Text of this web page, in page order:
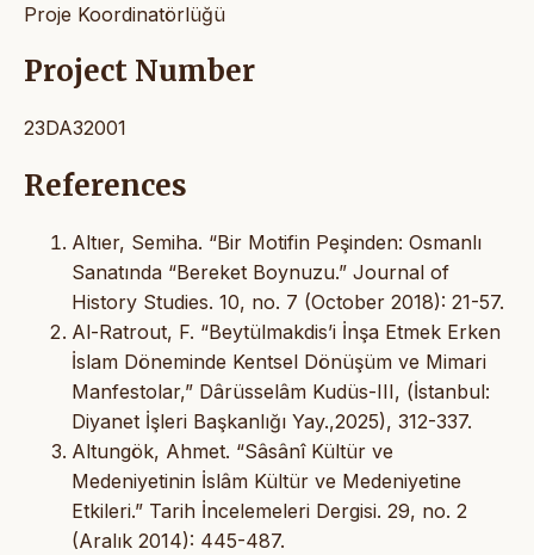
Proje Koordinatörlüğü
Project Number
23DA32001
References
Altıer, Semiha. “Bir Motifin Peşinden: Osmanlı
Sanatında “Bereket Boynuzu.” Journal of
History Studies. 10, no. 7 (October 2018): 21-57.
Al-Ratrout, F. “Beytülmakdis’i İnşa Etmek Erken
İslam Döneminde Kentsel Dönüşüm ve Mimari
Manfestolar,” Dârüsselâm Kudüs-III, (İstanbul:
Diyanet İşleri Başkanlığı Yay.,2025), 312-337.
Altungök, Ahmet. “Sâsânî Kültür ve
Medeniyetinin İslâm Kültür ve Medeniyetine
Etkileri.” Tarih İncelemeleri Dergisi. 29, no. 2
(Aralık 2014): 445-487.